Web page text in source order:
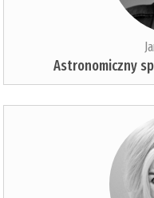
Astronomiczny